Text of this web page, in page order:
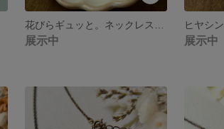
展示中 展示中